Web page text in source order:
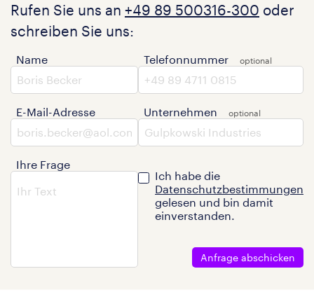
Rufen Sie uns an +49 89 500316-300 oder
schreiben Sie uns:
Name
E-Mail-Adresse
Ihre Frage
Telefonnummer
Unternehmen
Ich habe die
Datenschutzbestimmungen
gelesen und bin damit
einverstanden.
Anfrage abschicken